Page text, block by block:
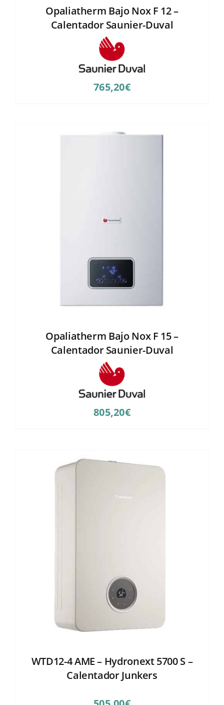
Opaliatherm Bajo Nox F 12 –
Calentador Saunier-Duval
765,20€
Opaliatherm Bajo Nox F 15 –
Calentador Saunier-Duval
805,20€
WTD12-4 AME – Hydronext 5700 S –
Calentador Junkers